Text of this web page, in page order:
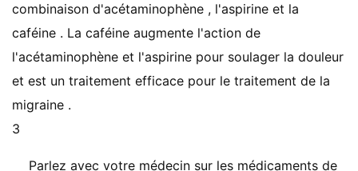
combinaison d'acétaminophène , l'aspirine et la
caféine . La caféine augmente l'action de
l'acétaminophène et l'aspirine pour soulager la douleur
et est un traitement efficace pour le traitement de la
migraine .
3
Parlez avec votre médecin sur les médicaments de